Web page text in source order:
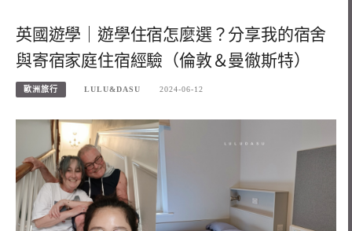
英國遊學｜遊學住宿怎麼選？分享我的宿舍
與寄宿家庭住宿經驗（倫敦＆曼徹斯特）
歐洲旅行 LULU&DASU 2024-06-12